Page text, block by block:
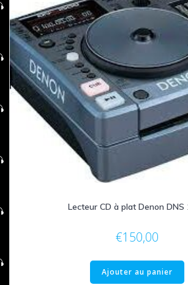
Lecteur CD à plat Denon DNS
€150,00
Ajouter au panier